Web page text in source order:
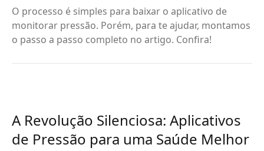
O processo é simples para baixar o aplicativo de
monitorar pressão. Porém, para te ajudar, montamos
o passo a passo completo no artigo. Confira!
A Revolução Silenciosa: Aplicativos
de Pressão para uma Saúde Melhor